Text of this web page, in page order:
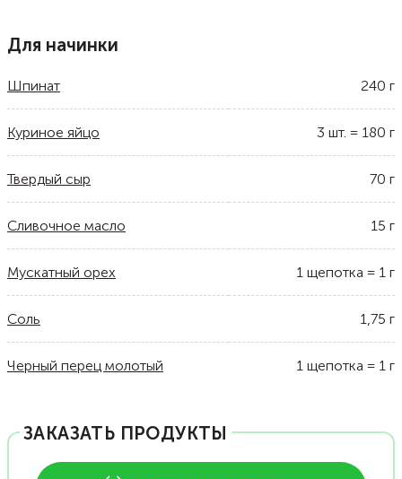
Для начинки
Шпинат 240 г
Куриное яйцо 3 шт. = 180 г
Твердый сыр 70 г
Сливочное масло 15 г
Мускатный орех 1 щепотка = 1 г
Соль 1,75 г
Черный перец молотый 1 щепотка = 1 г
ЗАКАЗАТЬ ПРОДУКТЫ